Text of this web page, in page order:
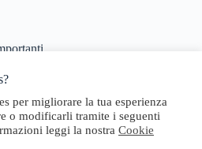
di Reso
& Spedizioni
di utilizzo
per migliorare la tua esperienza
o modificarli tramite i seguenti
leggi la nostra Cookie